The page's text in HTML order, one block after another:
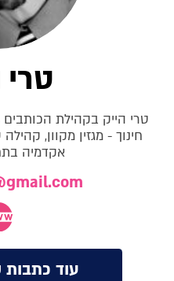
טרי
טרי הייק בקהילת
חינוך - מגזין מקוון,
אקדמיה
עוד כתבות